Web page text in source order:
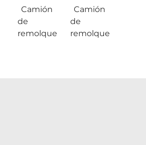
Camión
de
remolque
Camión
de
remolque